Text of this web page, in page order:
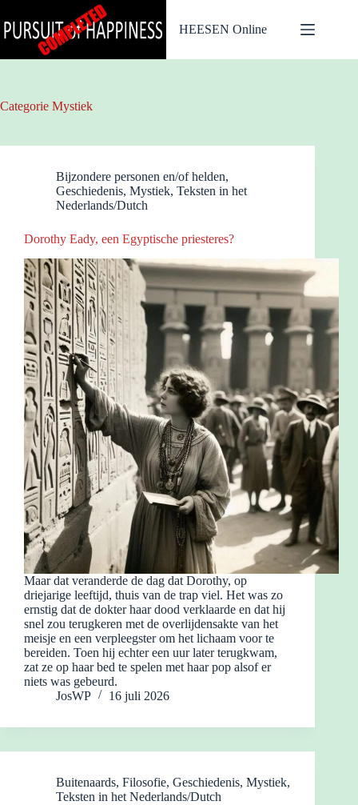
naar
de
HEESEN Online
Categorie Mystiek
Bijzondere personen en/of helden,
Geschiedenis, Mystiek, Teksten in het
Nederlands/Dutch
Dorothy Eady, een Egyptische priesteres?
Maar dat veranderde de dag dat Dorothy, op
driejarige leeftijd, thuis van de trap viel. Het was zo
ernstig dat de dokter haar dood verklaarde en dat hij
snel zou terugkeren met de overlijdensakte van het
meisje en een verpleegster om het lichaam voor te
bereiden. Toen hij echter een uur later terugkwam,
zat ze op haar bed te spelen met haar pop alsof er
niets was gebeurd.
JosWP
16 juli 2026
Buitenaards, Filosofie, Geschiedenis, Mystiek,
Teksten in het Nederlands/Dutch